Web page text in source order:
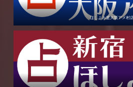
ほしよみ堂大阪アメ村